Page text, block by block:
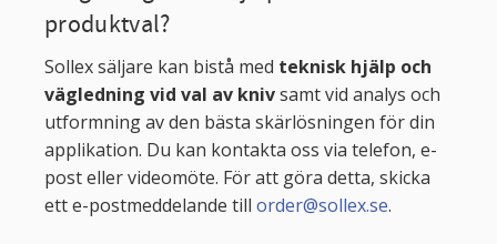
produktval?
Sollex säljare kan bistå med teknisk hjälp och
vägledning vid val av knivsamt vid analys och
utformning av den bästa skärlösningen för din
applikation. Du kan kontakta oss via telefon, e-
post eller videomöte. För att göra detta, skicka
ett e-postmeddelande till order@sollex.se.